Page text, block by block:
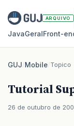
ARQUIVO
JavaGeral
GUJ/Mobile/Topico
Tutorial
26 de outubro de